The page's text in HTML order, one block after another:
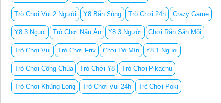
Trò Chơi Vui 2 Người Y8 Bắn Súng Trò Chơi 24h Crazy Game
Y8 3 Nguoi Trò Chơi Nấu Ăn Y8 3 Người Chơi Rắn Săn Mồi
Trò Chơi Vui Trò Chơi Friv Chơi Dò Mìn Y8 1 Nguoi
Trò Chơi Công Chúa Trò Chơi Y8 Trò Chơi Pikachu
Trò Chơi Khủng Long Trò Chơi Vui 24h Trò Chơi Poki